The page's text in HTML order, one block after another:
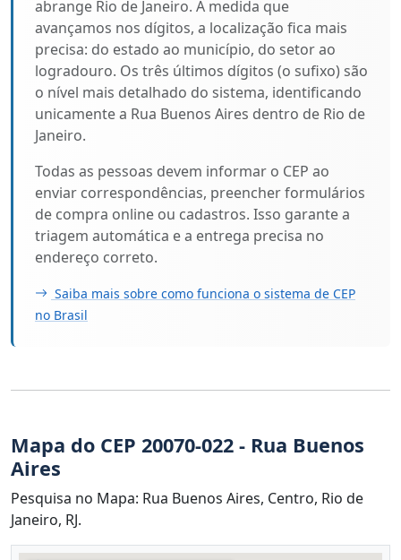
abrange Rio de Janeiro. À medida que
avançamos nos dígitos, a localização fica mais
precisa: do estado ao município, do setor ao
logradouro. Os três últimos dígitos (o sufixo) são
o nível mais detalhado do sistema, identificando
unicamente a Rua Buenos Aires dentro de Rio de
Janeiro.
Todas as pessoas devem informar o CEP ao
enviar correspondências, preencher formulários
de compra online ou cadastros. Isso garante a
triagem automática e a entrega precisa no
endereço correto.
Saiba mais sobre como funciona o sistema de CEP
no Brasil
Mapa do CEP 20070-022 - Rua Buenos
Aires
Pesquisa no Mapa: Rua Buenos Aires, Centro, Rio de
Janeiro, RJ.